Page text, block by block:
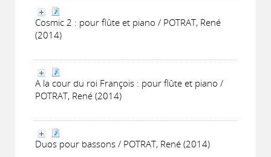
Cosmic 2 : pour flûte et piano / POTRAT, René
(2014)
A la cour du roi François : pour flûte et piano /
POTRAT, René (2014)
Duos pour bassons / POTRAT, René (2014)